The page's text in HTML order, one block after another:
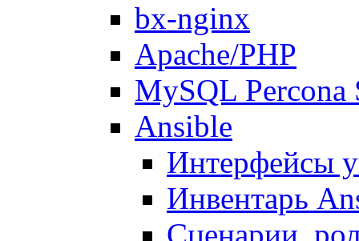
bx-nginx
Apache/PHP
MySQL Percona
Ansible
Интерфейсы
Инвентарь